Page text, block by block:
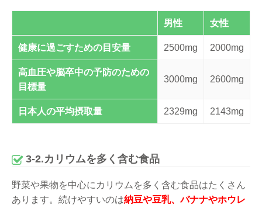
男性 女性
健康に過ごすための目安量 2500mg 2000mg
高血圧や脳卒中の予防のための
目標量
3000mg 2600mg
日本人の平均摂取量 2329mg 2143mg
3-2.カリウムを多く含む食品
野菜や果物を中心にカリウムを多く含む食品はたくさん
あります。続けやすいのは納豆や豆乳、バナナやホウレ